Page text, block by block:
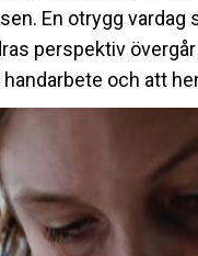
En otrygg vardag
perspektiv
och att